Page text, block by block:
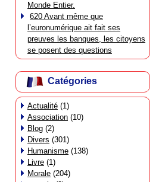
Monde Entier.
620 Avant même que
l’euronumérique ait fait ses
preuves les banques, les citoyens
se posent des questions
Catégories
Actualité (1)
Association (10)
Blog (2)
Divers (301)
Humanisme (138)
Livre (1)
Morale (204)